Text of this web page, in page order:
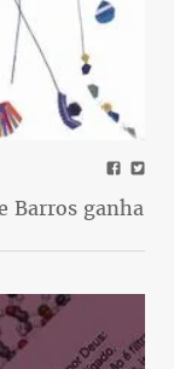
Barros ganha